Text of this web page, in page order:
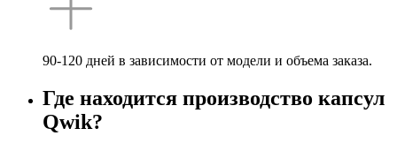
90-120 дней в зависимости от модели и объема заказа.
Где находится производство капсул
Qwik?